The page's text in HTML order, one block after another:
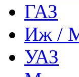
ГАЗ
Иж /
УАЗ